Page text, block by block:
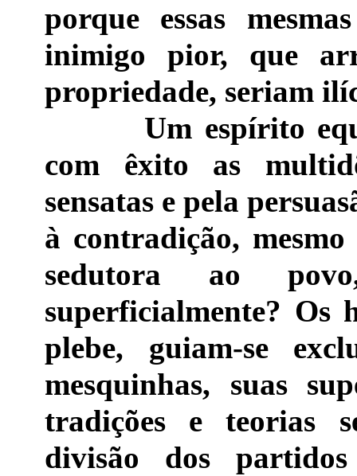
porque essas
inimigo pior, que
propriedade, seriam
Um espírito
com êxito as
sensatas e pela
à contradição,
sedutora ao
superficialmente? Os
plebe, guiam-se
mesquinhas, suas
tradições e teorias
divisão dos